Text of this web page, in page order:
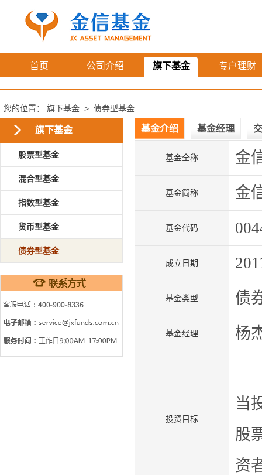
首页 公司介绍 旗下基金 专户理财
您的位置： 旗下基金 > 债券型基金
旗下基金
股票型基金
混合型基金
指数型基金
货币型基金
债券型基金
基金介绍 基金经理
基金全称 金
基金简称 金
基金代码
成立日期
基金类型 债
基金经理 杨
投资目标
当
股
资